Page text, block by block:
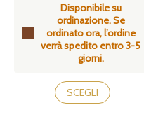
Disponibile su
ordinazione. Se
ordinato ora, l’ordine
verrà spedito entro 3-5
giorni.
prezzo:
da
49,90€
a
55,90€
SCEGLI
prodotto
ha